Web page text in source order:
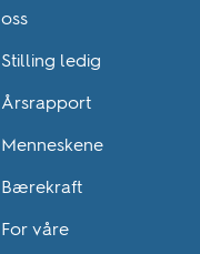
oss
Stilling ledig
Årsrapport
Menneskene
Bærekraft
For våre